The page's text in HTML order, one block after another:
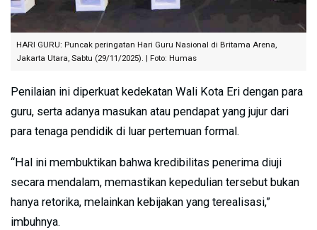
HARI GURU: Puncak peringatan Hari Guru Nasional di Britama Arena,
Jakarta Utara, Sabtu (29/11/2025). | Foto: Humas
Penilaian ini diperkuat kedekatan Wali Kota Eri dengan para
guru, serta adanya masukan atau pendapat yang jujur dari
para tenaga pendidik di luar pertemuan formal.
“Hal ini membuktikan bahwa kredibilitas penerima diuji
secara mendalam, memastikan kepedulian tersebut bukan
hanya retorika, melainkan kebijakan yang terealisasi,”
imbuhnya.